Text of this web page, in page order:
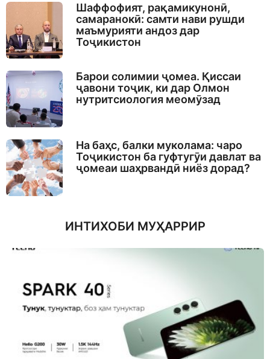
Шаффофият, рақамикунонӣ,
самаранокӣ: самти нави рушди
маъмурияти андоз дар
Тоҷикистон
Барои солимии ҷомеа. Қиссаи
ҷавони тоҷик, ки дар Олмон
нутритсиология меомӯзад
На баҳс, балки муколама: чаро
Тоҷикистон ба гуфтугӯи давлат ва
ҷомеаи шаҳрвандӣ ниёз дорад?
ИНТИХОБИ МУҲАРРИР